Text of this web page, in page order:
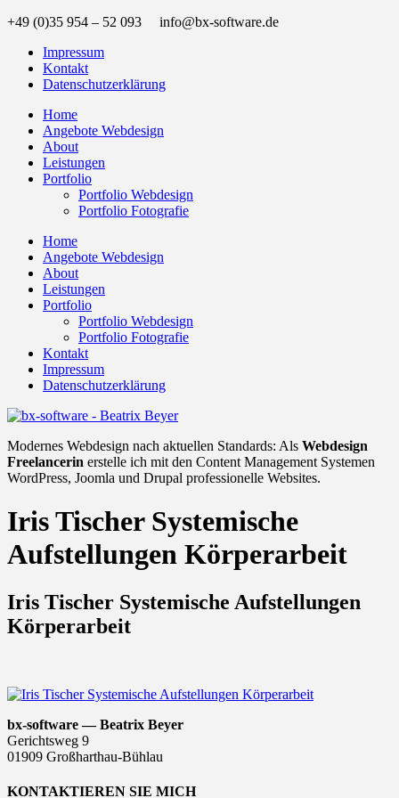
+49 (0)35 954 – 52 093 info@bx-software.de
Impressum
Kontakt
Datenschutzerklärung
Home
Angebote Webdesign
About
Leistungen
Portfolio
Portfolio Webdesign
Portfolio Fotografie
Home
Angebote Webdesign
About
Leistungen
Portfolio
Portfolio Webdesign
Portfolio Fotografie
Kontakt
Impressum
Datenschutzerklärung
Modernes Webdesign nach aktuellen Standards: Als Webdesign
Freelancerin erstelle ich mit den Content Management Systemen
WordPress, Joomla und Drupal professionelle Websites.
Iris Tischer Systemische
Aufstellungen Körperarbeit
Iris Tischer Systemische Aufstellungen
Körperarbeit
bx-software — Beatrix Beyer
Gerichtsweg 9
01909 Großharthau-Bühlau
KONTAKTIEREN SIE MICH